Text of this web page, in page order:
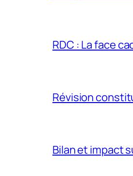
RDC : La face
Révision
Bilan et impact